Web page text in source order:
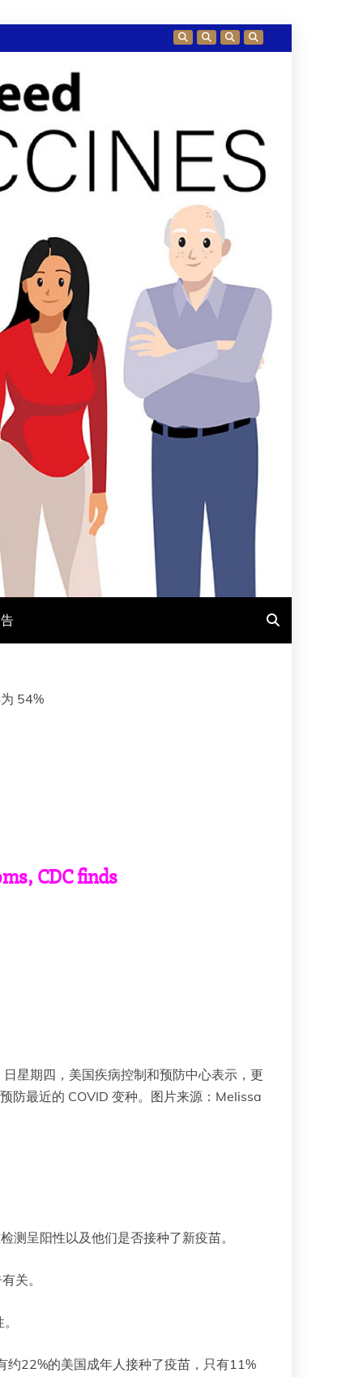
54%
CDC finds
星期四，美国疾病控制和预防中心表示，更
防最近的 COVID 变种。图片来源：Melissa
呈阳性以及他们是否接种了新疫苗。
关。
约22%的美国成年人接种了疫苗，只有11%